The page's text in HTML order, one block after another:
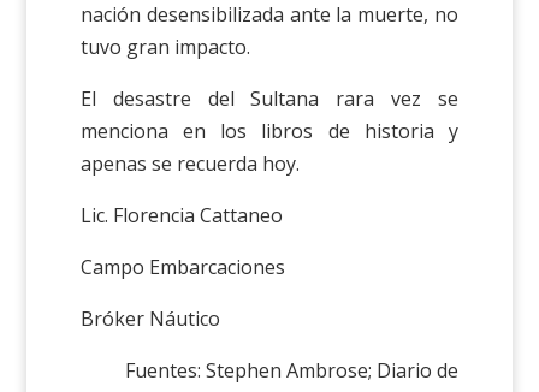
nación desensibilizada ante la muerte, no
tuvo gran impacto.
El desastre del Sultana rara vez se
menciona en los libros de historia y
apenas se recuerda hoy.
Lic. Florencia Cattaneo
Campo Embarcaciones
Bróker Náutico
Fuentes: Stephen Ambrose; Diario de